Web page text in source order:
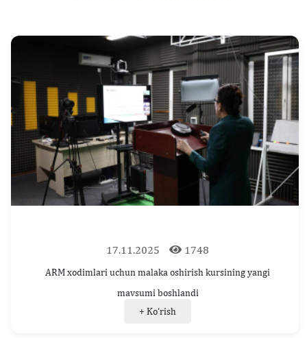
17.11.2025 1748
ARM xodimlari uchun malaka oshirish kursining yangi
mavsumi boshlandi
+ Ko‘rish